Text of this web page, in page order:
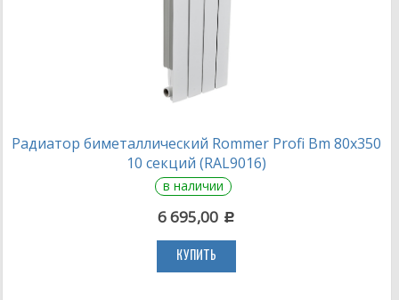
Радиатор биметаллический Rommer Profi Bm 80х350
10 секций (RAL9016)
в наличии
6 695,00 c
КУПИТЬ